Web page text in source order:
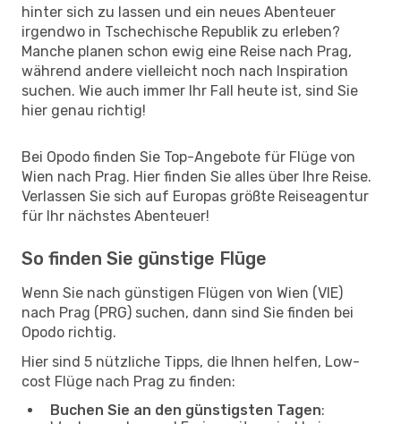
hinter sich zu lassen und ein neues Abenteuer
irgendwo in Tschechische Republik zu erleben?
Manche planen schon ewig eine Reise nach Prag,
während andere vielleicht noch nach Inspiration
suchen. Wie auch immer Ihr Fall heute ist, sind Sie
hier genau richtig!
Bei Opodo finden Sie Top-Angebote für Flüge von
Wien nach Prag. Hier finden Sie alles über Ihre Reise.
Verlassen Sie sich auf Europas größte Reiseagentur
für Ihr nächstes Abenteuer!
So finden Sie günstige Flüge
Wenn Sie nach günstigen Flügen von Wien (VIE)
nach Prag (PRG) suchen, dann sind Sie finden bei
Opodo richtig.
Hier sind 5 nützliche Tipps, die Ihnen helfen, Low-
cost Flüge nach Prag zu finden:
Buchen Sie an den günstigsten Tagen: